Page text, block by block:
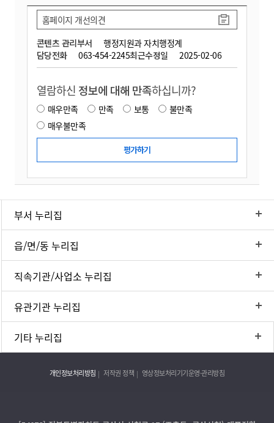
콘텐츠 관리부서
행정지원과 자치행정계
담당전화
063-454-2245최근수정일 2025-02-06
홈페이지 개선의견
열람하신 정보에 대해 만족하십니까?
매우만족 만족 보통
불만족
매우불만족
부서 누리집
읍/면/동 누리집
직속기관/사업소 누리집
유관기관 누리집
기타 누리집
개인정보처리방침 저작권 정책 영상정보처리기기운영·관리방침